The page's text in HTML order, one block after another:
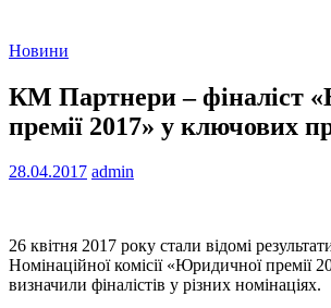
Новини
КМ Партнери – фіналіст
премії 2017» у ключових
28.04.2017 admin
26 квітня 2017 року стали відомі
Номінаційної комісії «Юридичної премії
визначили фіналістів у різних номінаціях.